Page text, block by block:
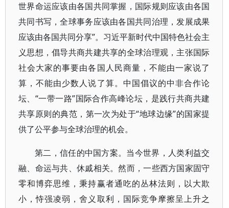
世界命运应该由各国共同掌握，国际规则应该由各国
共同书写，全球事务应该由各国共同治理，发展成果
应该由各国共同分享”。习近平新时代中国特色社会主
义思想，倡导共商共建共享的全球治理观，主张国际
社会大家的事要由各国人民商量，不能由一家说了
算，不能由少数人说了算。中国倡议的中非合作论
坛、“一带一路”国际合作高峰论坛，是践行共商共建
共享原则的典范，第一次为处于“地球边缘”的国家提
供了公平参与全球治理的机会。
第二，信任的中国方案。当今世界，人类利益交
融、命运与共、休戚相关。然而，一些西方国家固守
零和博弈思维，秉持赢者通吃的丛林法则，以大欺
小，恃强凌弱，舍义取利，国际竞争摩擦呈上升之